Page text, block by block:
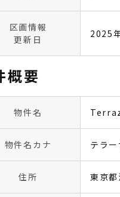
区画情報
更新日
2025
概要
物件名
物件名カナ テラー
住所 東京